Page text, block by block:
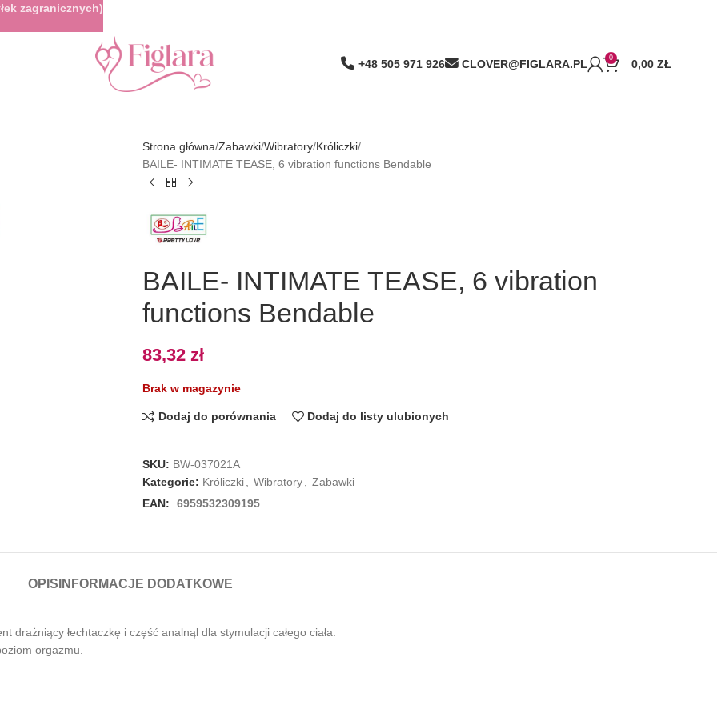
+48 505 971 926 CLOVER@FIGLARA.PL 0 0,00 ZŁ
Strona główna Zabawki Wibratory Króliczki
BAILE- INTIMATE TEASE, 6 vibration functions Bendable
BAILE- INTIMATE TEASE, 6 vibration
functions Bendable
83,32 zł
Brak w magazynie
Dodaj do porównania Dodaj do listy ulubionych
SKU: BW-037021A
Kategorie: Króliczki Wibratory
Zabawki
EAN:
6959532309195
OPIS INFORMACJE DODATKOWE
łechtaczkę i część analnąl dla stymulacji całego ciała.
orgazmu.
zagranicznych)